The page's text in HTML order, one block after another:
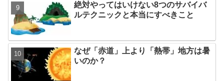
絶対やってはいけない8つのサバイバ
ルテクニックと本当にすべきこと
なぜ「赤道」上より「熱帯」地方は暑
いのか？